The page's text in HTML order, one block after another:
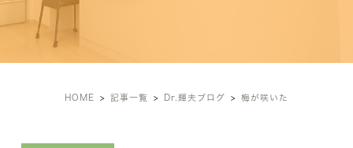
HOME 記事一覧 Dr.輝夫ブログ 梅が咲いた